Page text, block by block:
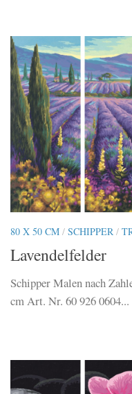
80 X 50 CM / SCHIPPER /
Lavendelfelder
Schipper Malen nach
cm Art. Nr. 60 926 0604...